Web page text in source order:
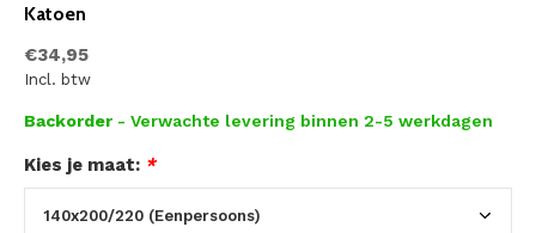
Katoen
€34,95
Incl. btw
Backorder - Verwachte levering binnen 2-5 werkdagen
Kies je maat: *